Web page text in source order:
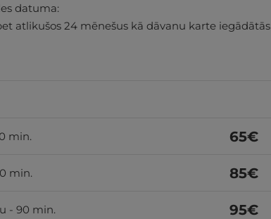
datuma:
atlikušos 24 mēnešus kā dāvanu karte iegādātās
min. 65€
min. 85€
- 90 min. 95€